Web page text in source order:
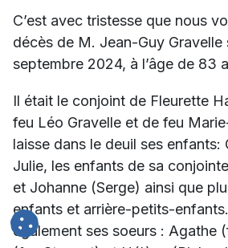
C’est avec tristesse que nous
décès de M. Jean-Guy Gravelle
septembre 2024, à l’âge de 83
Il était le conjoint de Fleurette
feu Léo Gravelle et de feu
laisse dans le deuil ses
Julie, les enfants de sa
et Johanne (Serge) ainsi que
enfants et arrière-petits-
également ses soeurs : Agathe